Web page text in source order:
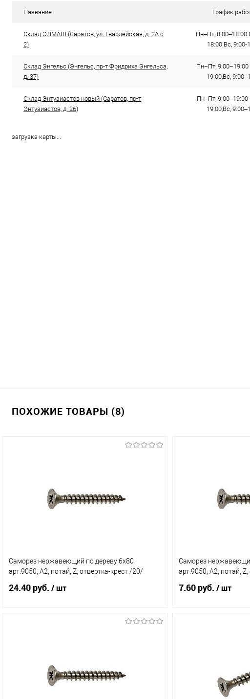
Название График
Склад ЭЛМАШ (Саратов, ул. Гвардейская, д. 2А с
2)
Пн–Пт, 8:00–18:00
18:00 Вс, 9:00-
Склад Энгельс (Энгельс, пр-т Фридриха Энгельса,
д. 37)
Пн−Пт, 9:00−19:00
19:00,Вс,
Склад Энтузиастов новый (Саратов, пр-т
Энтузиастов, д. 26)
Пн–Пт, 9:00–19:00
19:00,Вс,
загрузка карты...
ПОХОЖИЕ ТОВАРЫ (8)
Саморез нержавеющий по дереву 6х80
арт.9050, А2, потай, Z, отвертка-крест /20/
24.40 руб. / шт
В избранное
В наличии (57)
Саморез
арт.9050, А2, потай,
7.60 руб. / шт